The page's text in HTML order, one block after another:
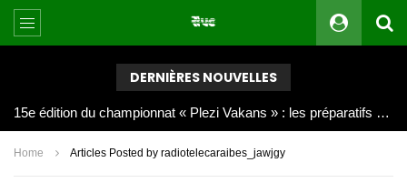
DERNIÈRES NOUVELLES
Joy Clerf Derisier, sur les traces de son père : évangéliser par la musique
Home Articles Posted by radiotelecaraibes_jawjgy